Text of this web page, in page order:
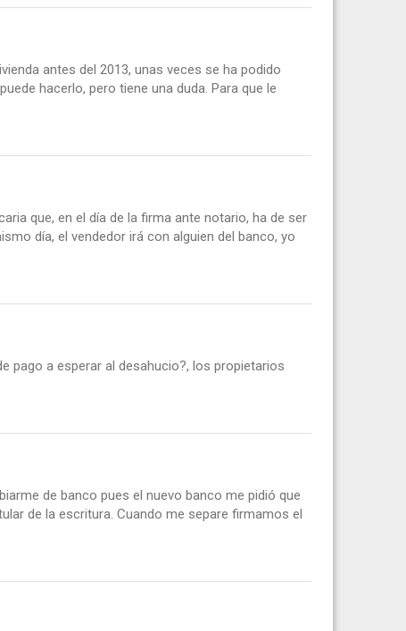
antes del 2013, unas veces se ha podido
hacerlo, pero tiene una duda. Para que le
que, en el día de la firma ante notario, ha de ser
día, el vendedor irá con alguien del banco, yo
pago a esperar al desahucio?, los propietarios
de banco pues el nuevo banco me pidió que
de la escritura. Cuando me separe firmamos el